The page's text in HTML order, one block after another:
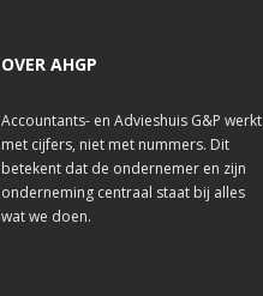
OVER AHGP
Accountants- en Advieshuis G&P werkt
met cijfers, niet met nummers. Dit
betekent dat de ondernemer en zijn
onderneming centraal staat bij alles
wat we doen.